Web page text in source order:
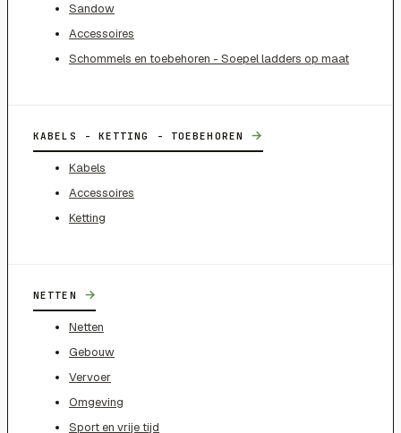
Sandow
Accessoires
Schommels en toebehoren - Soepel ladders op maat
KABELS - KETTING - TOEBEHOREN →
Kabels
Accessoires
Ketting
NETTEN →
Netten
Gebouw
Vervoer
Omgeving
Sport en vrije tijd